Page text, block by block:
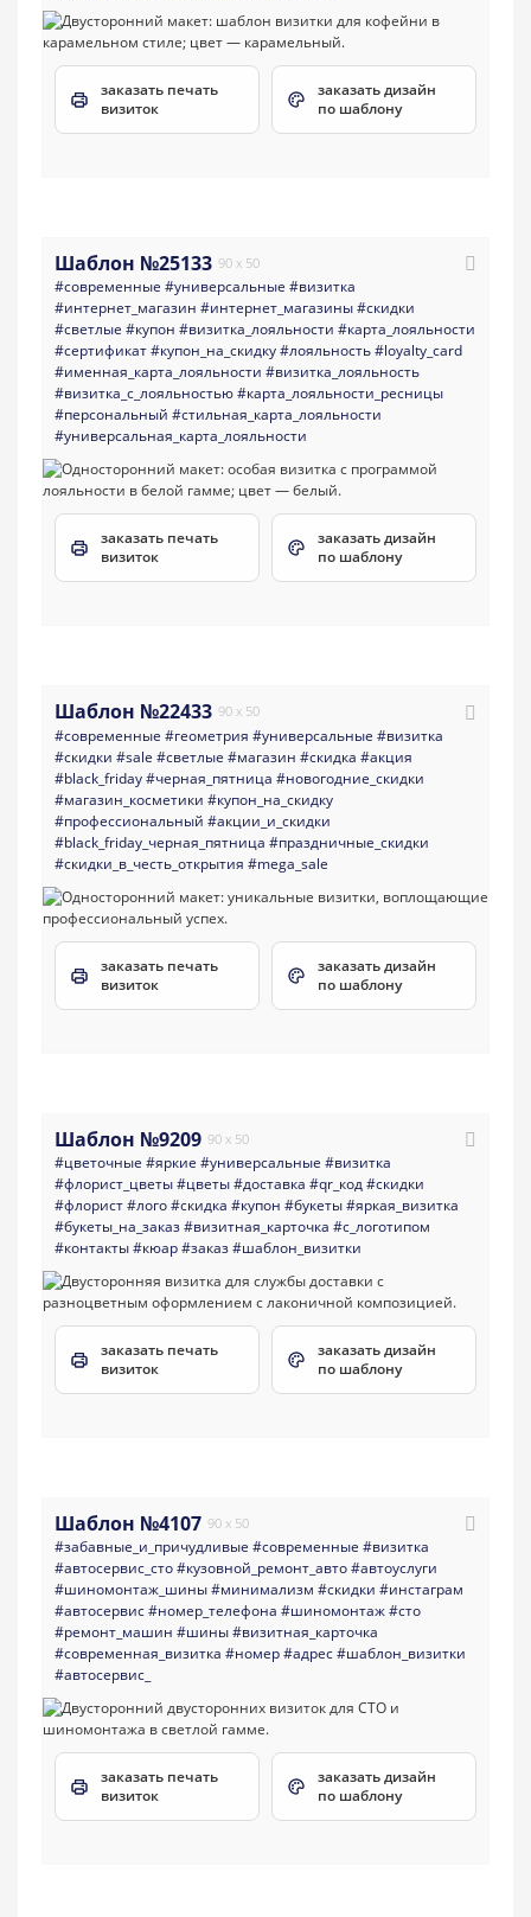
заказать печать
визиток
заказать дизайн
по шаблону
Шаблон №25133 90 x 50
#современные #универсальные #визитка
#интернет_магазин #интернет_магазины#скидки
#светлые #купон #визитка_лояльности #карта_лояльности
#сертификат#купон_на_скидку#лояльность#loyalty_card
#именная_карта_лояльности #визитка_лояльность
#визитка_с_лояльностью#карта_лояльности_ресницы
#персональный #стильная_карта_лояльности
#универсальная_карта_лояльности
заказать печать
визиток
заказать дизайн
по шаблону
Шаблон №22433 90 x 50
#современные #геометрия #универсальные #визитка
#скидки #sale #светлые #магазин #скидка #акция
#black_friday#черная_пятница #новогодние_скидки
#магазин_косметики #купон_на_скидку
#профессиональный #акции_и_скидки
#black_friday_черная_пятница #праздничные_скидки
#скидки_в_честь_открытия #mega_sale
заказать печать
визиток
заказать дизайн
по шаблону
Шаблон №9209 90 x 50
#цветочные #яркие #универсальные #визитка
#флорист_цветы#цветы#доставка #qr_код#скидки
#флорист#лого#скидка #купон #букеты#яркая_визитка
#букеты_на_заказ#визитная_карточка #с_логотипом
#контакты#кюар#заказ#шаблон_визитки
заказать печать
визиток
заказать дизайн
по шаблону
Шаблон №4107 90 x 50
#забавные_и_причудливые #современные #визитка
#автосервис_сто#кузовной_ремонт_авто#автоуслуги
#шиномонтаж_шины#минимализм #скидки #инстаграм
#автосервис#номер_телефона #шиномонтаж#сто
#ремонт_машин #шины#визитная_карточка
#современная_визитка #номер#адрес#шаблон_визитки
#автосервис_
заказать печать
визиток
заказать дизайн
по шаблону